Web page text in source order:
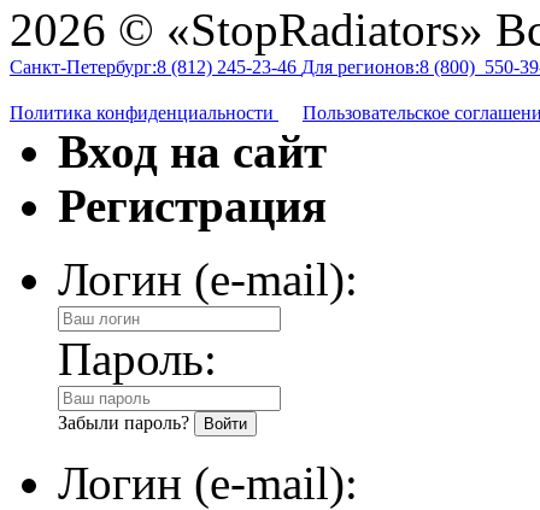
2026 © «StopRadiators»
Санкт-Петербург:8 (812) 245-23-46 Для регионов:8 (800) 550-
Политика конфиденциальности Пользовательское
Вход на сайт
Регистрация
Логин (e-mail):
Пароль:
Забыли пароль?
Логин (e-mail):